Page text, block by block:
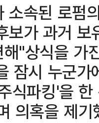
소속된 로펌
보가 과거
"상식을 가
잠시 누군
식파킹'을
의혹을 제기